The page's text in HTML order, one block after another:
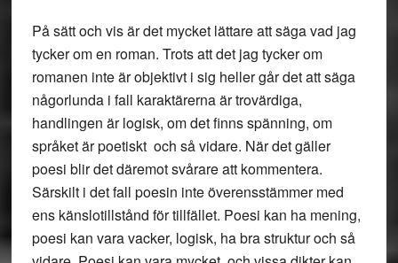
På sätt och vis är det mycket lättare att säga vad jag
tycker om en roman. Trots att det jag tycker om
romanen inte är objektivt i sig heller går det att säga
någorlunda i fall karaktärerna är trovärdiga,
handlingen är logisk, om det finns spänning, om
språket är poetiskt och så vidare. När det gäller
poesi blir det däremot svårare att kommentera.
Särskilt i det fall poesin inte överensstämmer med
ens känslotillstånd för tillfället. Poesi kan ha mening,
poesi kan vara vacker, logisk, ha bra struktur och så